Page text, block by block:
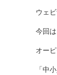
ウェ
今回
オー
「中